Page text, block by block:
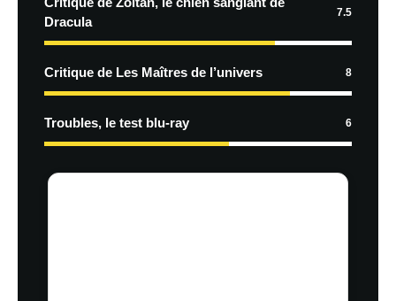
Dracula
7.5
Critique de Les Maîtres de l’univers 8
Troubles, le test blu-ray 6